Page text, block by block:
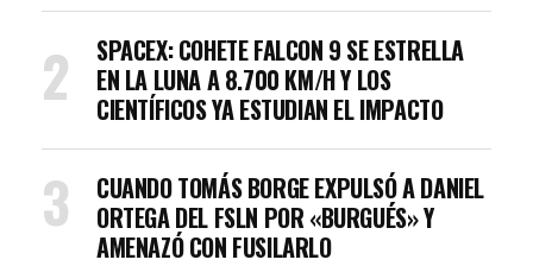
SPACEX: COHETE FALCON 9 SE ESTRELLA
EN LA LUNA A 8.700 KM/H Y LOS
CIENTÍFICOS YA ESTUDIAN EL IMPACTO
CUANDO TOMÁS BORGE EXPULSÓ A DANIEL
ORTEGA DEL FSLN POR «BURGUÉS» Y
AMENAZÓ CON FUSILARLO